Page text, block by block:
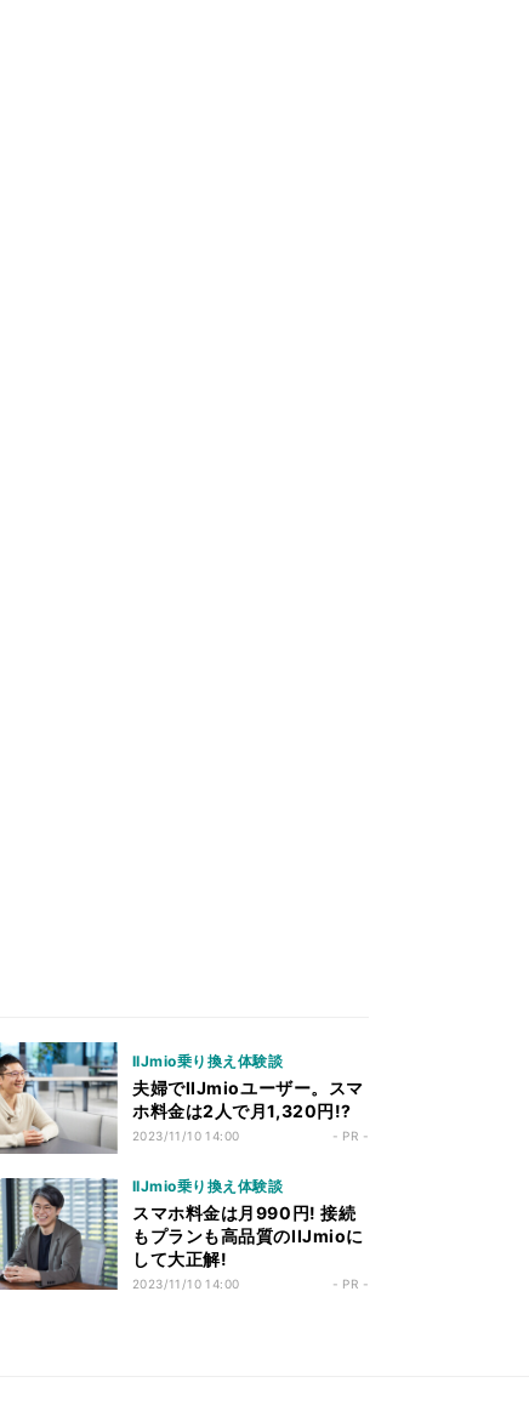
IIJmio乗り換え体験談
夫婦でIIJmioユーザー。スマ
ホ料金は2人で月1,320円!?
2023/11/10 14:00 - PR -
IIJmio乗り換え体験談
スマホ料金は月990円! 接続
もプランも高品質のIIJmioに
して大正解!
2023/11/10 14:00 - PR -